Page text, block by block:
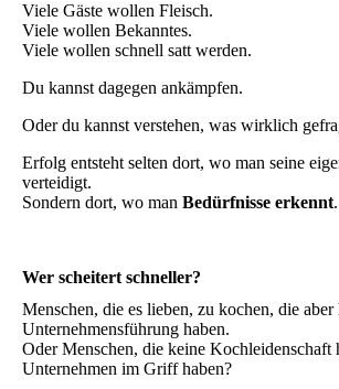
Viele Gäste wollen Fleisch.
Viele wollen Bekanntes.
Viele wollen schnell satt werden.
Du kannst dagegen ankämpfen.
Oder du kannst verstehen, was wirklich
Erfolg entsteht selten dort, wo man seine
verteidigt.
Sondern dort, wo man Bedürfnisse erkennt.
Wer scheitert schneller?
Menschen, die es lieben, zu kochen, die
Unternehmensführung haben.
Oder Menschen, die keine Kochleidenschaft
Unternehmen im Griff haben?